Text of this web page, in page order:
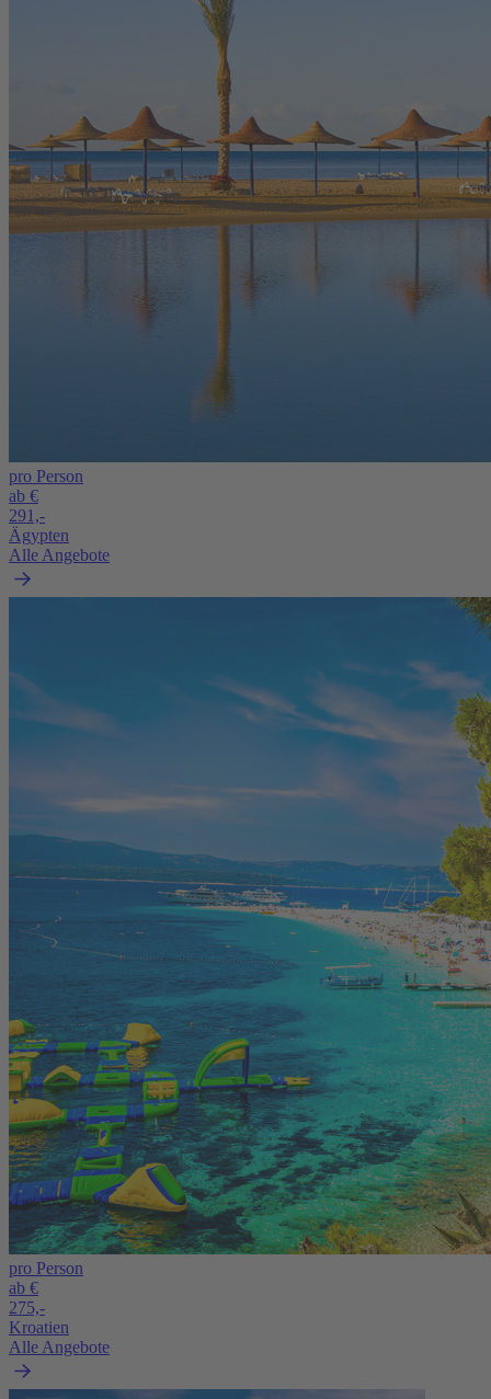
pro Person
ab €
291,-
Ägypten
Alle Angebote
pro Person
ab €
275,-
Kroatien
Alle Angebote